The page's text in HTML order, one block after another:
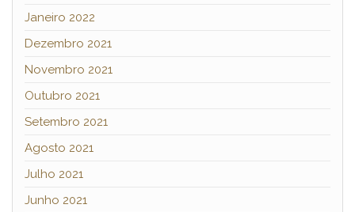
Janeiro 2022
Dezembro 2021
Novembro 2021
Outubro 2021
Setembro 2021
Agosto 2021
Julho 2021
Junho 2021